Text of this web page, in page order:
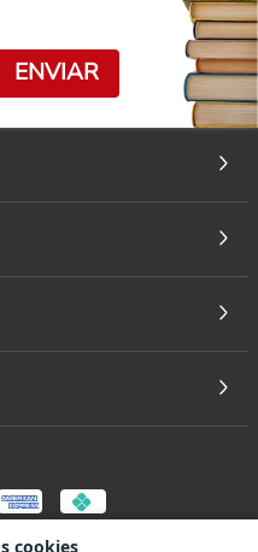
ENVIAR
cookies